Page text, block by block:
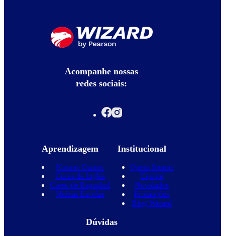
Acompanhe nossas
redes sociais:
Aprendizagem
Nossos Cursos
Curso de Inglês
Curso de Espanhol
Nossas Escolas
Institucional
Quem Somos
Equipe
Novidades
Promoções
Blog Wizard
Dúvidas